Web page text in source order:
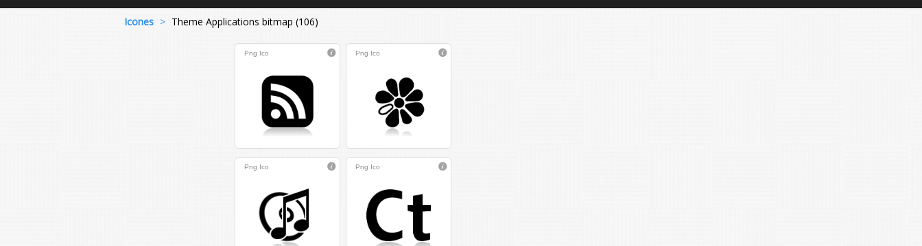
Icones > Theme Applications bitmap (106)
Png Ico Png Ico
Png Ico Png Ico